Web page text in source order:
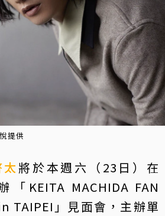
提供
太將於本週六（23日）在
「KEITA MACHIDA FAN
TAIPEI」見面會，主辦單